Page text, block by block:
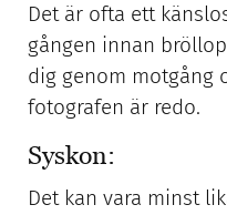
Det är ofta ett
gången innan
dig genom motgång
fotografen är redo.
Syskon:
Det kan vara minst